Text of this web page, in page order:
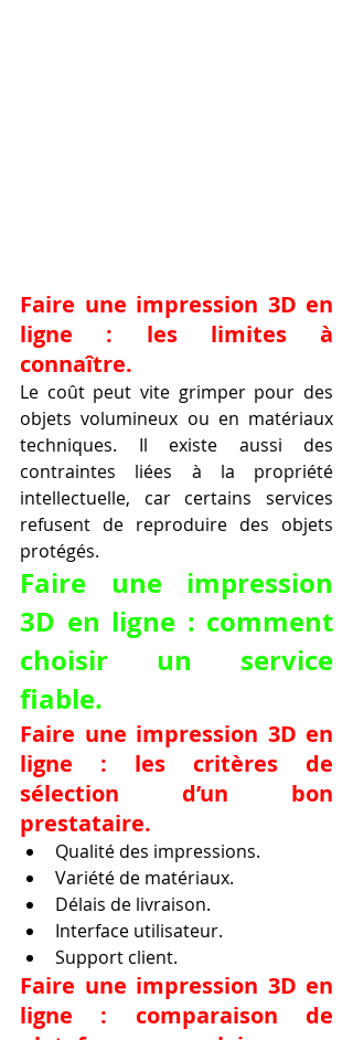
Faire une impression 3D en
ligne : les limites à
connaître.
Le coût peut vite grimper pour des
objets volumineux ou en matériaux
techniques. Il existe aussi des
contraintes liées à la propriété
intellectuelle, car certains services
refusent de reproduire des objets
protégés.
Faire une impression
3D en ligne : comment
choisir un service
fiable.
Faire une impression 3D en
ligne : les critères de
sélection d’un bon
prestataire.
Qualité des impressions.
Variété de matériaux.
Délais de livraison.
Interface utilisateur.
Support client.
Faire une impression 3D en
ligne : comparaison de